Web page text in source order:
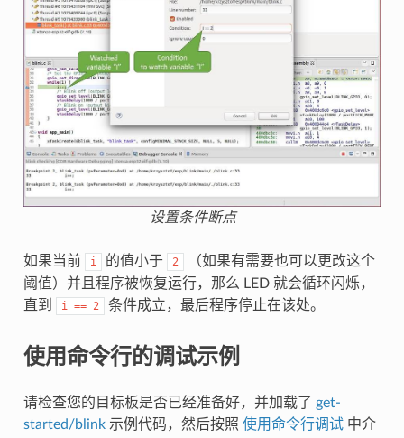
设置条件断点
如果当前 i 的值小于 2
（如果有需要也可以更改这个
阈值）并且程序被恢复运行，那么 LED 就会循环闪烁，
直到
i == 2 条件成立，最后程序停止在该处。
使用命令行的调试示例
请检查您的目标板是否已经准备好，并加载了 get-
started/blink示例代码，然后按照 使用命令行调试中介